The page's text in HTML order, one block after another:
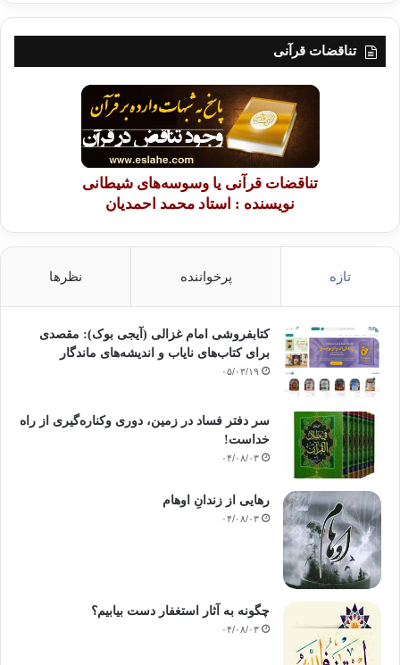
تناقضات قرآنی
تناقضات قرآنی یا وسوسه‌های شیطانی
نویسنده : استاد محمد احمدیان
تازه پرخواننده نظرها
کتابفروشی امام غزالی (آیجی بوک): مقصدی
برای کتاب‌های نایاب و اندیشه‌های ماندگار
۰۵/۰۳/۱۹
سر دفتر فساد در زمین‌، دوری وکناره‌گیری از راه
خداست‌!
۰۴/۰۸/۰۳
رهایی از زندانِ اوهام
۰۴/۰۸/۰۳
چگونه به آثار استغفار دست بیابیم؟
۰۴/۰۸/۰۳